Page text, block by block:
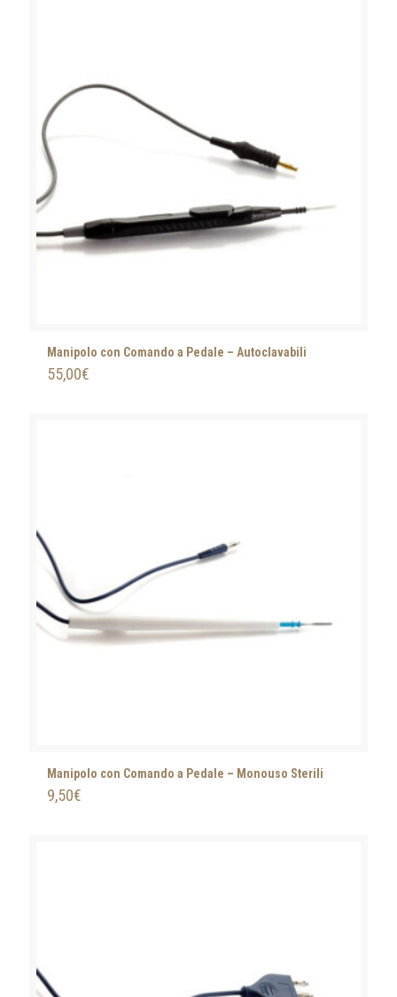
Manipolo con Comando a Pedale – Autoclavabili
55,00€
Manipolo con Comando a Pedale – Monouso Sterili
9,50€